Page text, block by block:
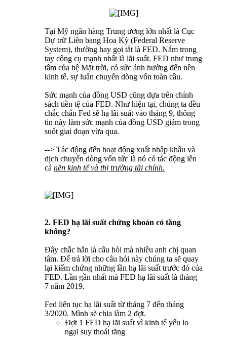
Tại Mỹ ngân hàng Trung ương lớn nhất là Cục
Dự trữ Liên bang Hoa Kỳ (Federal Reserve
System), thường hay gọi tắt là FED. Nắm trong
tay công cụ mạnh nhất là lãi suất. FED như trung
tâm của hệ Mặt trời, có sức ảnh hưởng đến nền
kinh tế, sự luân chuyển dòng vốn toàn cầu.
Sức mạnh của đồng USD cũng dựa trên chính
sách tiền tệ của FED. Như hiện tại, chúng ta đều
chắc chắn Fed sẽ hạ lãi suất vào tháng 9, thông
tin này làm sức mạnh của đồng USD giảm trong
suốt giai đoạn vừa qua.
--> Tác động đến hoạt động xuất nhập khẩu và
dịch chuyển dòng vốn tức là nó có tác động lên
cả nền kinh tế và thị trường tài chính.
2. FED hạ lãi suất chứng khoán có tăng
không?
Đây chắc hẳn là câu hỏi mà nhiều anh chị quan
tâm. Để trả lời cho câu hỏi này chúng ta sẽ quay
lại kiểm chứng những lần hạ lãi suất trước đó của
FED. Lần gần nhất mà FED hạ lãi suất là tháng
7 năm 2019.
Fed liên tục hạ lãi suất từ tháng 7 đến tháng
3/2020. Mình sẽ chia làm 2 đợt.
Đợt 1 FED hạ lãi suất vì kinh tế yếu lo
ngại suy thoái tăng